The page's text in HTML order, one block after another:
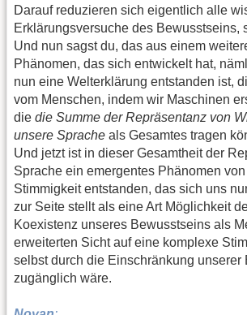
Darauf reduzieren sich eigentlich alle
Erklärungsversuche des Bewusstseins,
Und nun sagst du, das aus einem
Phänomen, das sich entwickelt hat,
nun eine Welterklärung entstanden ist,
vom Menschen, indem wir Maschinen
die die Summe der Repräsentanz von
unsere Sprache als Gesamtes tragen
Und jetzt ist in dieser Gesamtheit der
Sprache ein emergentes Phänomen
Stimmigkeit entstanden, das sich uns
zur Seite stellt als eine Art Möglichkeit
Koexistenz unseres Bewusstseins als
erweiterten Sicht auf eine komplexe
selbst durch die Einschränkung unserer
zugänglich wäre.